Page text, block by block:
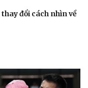
đổi cách nhìn về